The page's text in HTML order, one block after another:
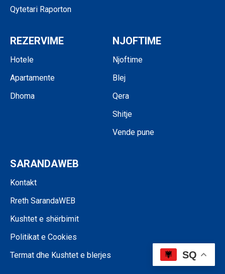
Qytetari Raporton
REZERVIME
Hotele
Apartamente
Dhoma
NJOFTIME
Njoftime
Blej
Qera
Shitje
Vende pune
SARANDAWEB
Kontakt
Rreth SarandaWEB
Kushtet e shërbimit
Politikat e Cookies
Termat dhe Kushtet e blerjes
SQ